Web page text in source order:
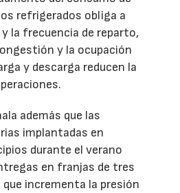
refrigerados obliga a
la frecuencia de reparto,
y la ocupación
y descarga reducen la
además que las
implantadas en
durante el verano
en franjas de tres
incrementa la presión